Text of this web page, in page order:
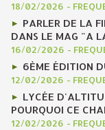
18/02/2026 -
PARLER DE LA
DANS LE MAG "A
16/02/2026 -
6ÈME ÉDITION
12/02/2026 -
LYCÉE
POURQUOI CE
12/02/2026 -